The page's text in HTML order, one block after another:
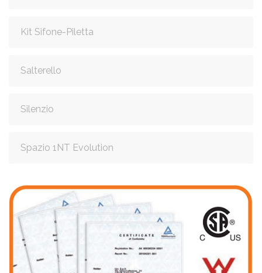
Kit Sifone-Piletta
Salterello
Silenzio
Spazio 1NT Evolution